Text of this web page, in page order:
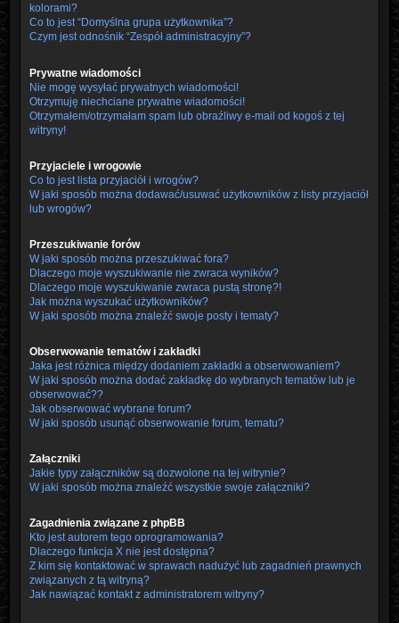
kolorami?
Co to jest “Domyślna grupa użytkownika”?
Czym jest odnośnik “Zespół administracyjny”?
Prywatne wiadomości
Nie mogę wysyłać prywatnych wiadomości!
Otrzymuję niechciane prywatne wiadomości!
Otrzymałem/otrzymałam spam lub obraźliwy e-mail od kogoś z tej
witryny!
Przyjaciele i wrogowie
Co to jest lista przyjaciół i wrogów?
W jaki sposób można dodawać/usuwać użytkowników z listy przyjaciół
lub wrogów?
Przeszukiwanie forów
W jaki sposób można przeszukiwać fora?
Dlaczego moje wyszukiwanie nie zwraca wyników?
Dlaczego moje wyszukiwanie zwraca pustą stronę?!
Jak można wyszukać użytkowników?
W jaki sposób można znaleźć swoje posty i tematy?
Obserwowanie tematów i zakładki
Jaka jest różnica między dodaniem zakładki a obserwowaniem?
W jaki sposób można dodać zakładkę do wybranych tematów lub je
obserwować??
Jak obserwować wybrane forum?
W jaki sposób usunąć obserwowanie forum, tematu?
Załączniki
Jakie typy załączników są dozwolone na tej witrynie?
W jaki sposób można znaleźć wszystkie swoje załączniki?
Zagadnienia związane z phpBB
Kto jest autorem tego oprogramowania?
Dlaczego funkcja X nie jest dostępna?
Z kim się kontaktować w sprawach nadużyć lub zagadnień prawnych
związanych z tą witryną?
Jak nawiązać kontakt z administratorem witryny?